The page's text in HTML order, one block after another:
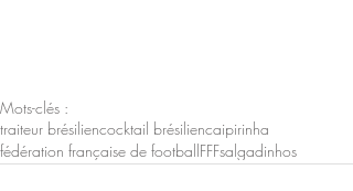
Mots-clés :
traiteur brésiliencocktail brésiliencaipirinha
fédération française de footballFFFsalgadinhos